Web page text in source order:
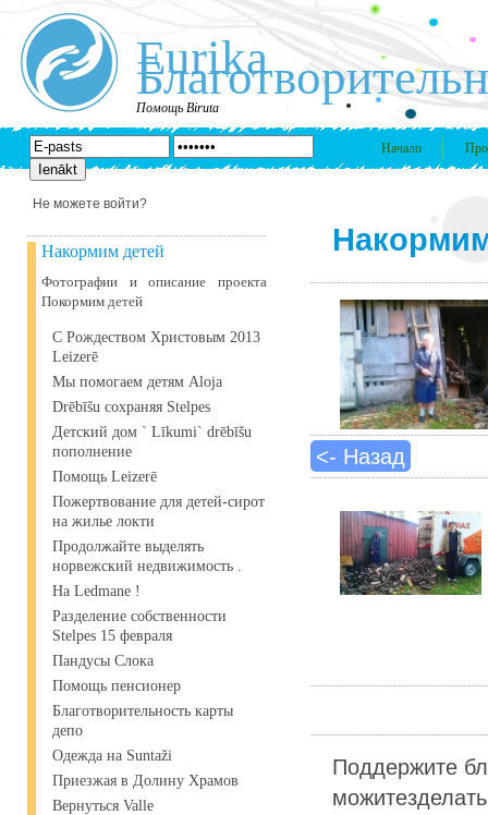
Eurika
Помощь Biruta
Начало
Не можете войти?
Накормим детей
Фотографии и описание проекта
Покормим детей
С Рождеством Христовым 2013
Leizerē
Мы помогаем детям Aloja
Drēbīšu сохраняя Stelpes
Детский дом ` Līkumi` drēbīšu
пополнение
Помощь Leizerē
Пожертвование для детей-сирот
на жилье локти
Продолжайте выделять
норвежский недвижимость .
На Ledmane !
Разделение собственности
Stelpes 15 февраля
Пандусы Слока
Помощь пенсионер
Благотворительность карты
депо
Одежда на Suntaži
Приезжая в Долину Храмов
Вернуться Valle
<- Назад
Поддержите